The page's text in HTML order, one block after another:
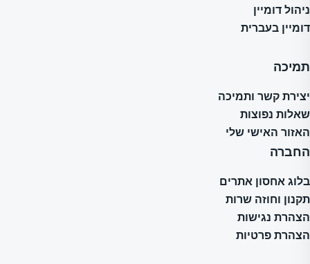
ניהול דומיין
דומיין בעברית
תמיכה
יצירת קשר ותמיכה
שאלות נפוצות
האזור האישי שלי
החברה
בלוג אחסון אתרים
תקנון וחוזה שרות
הצהרת נגישות
הצהרת פרטיות